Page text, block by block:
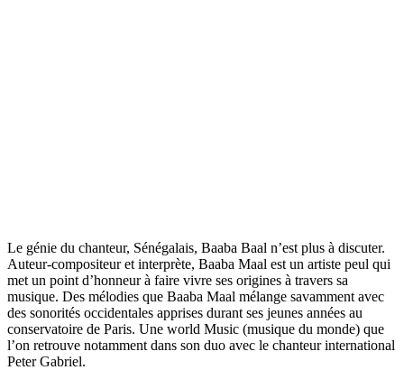
Le génie du chanteur, Sénégalais, Baaba Baal n’est plus à discuter.
Auteur-compositeur et interprète, Baaba Maal est un artiste peul qui
met un point d’honneur à faire vivre ses origines à travers sa
musique. Des mélodies que Baaba Maal mélange savamment avec
des sonorités occidentales apprises durant ses jeunes années au
conservatoire de Paris. Une world Music (musique du monde) que
l’on retrouve notamment dans son duo avec le chanteur international
Peter Gabriel.